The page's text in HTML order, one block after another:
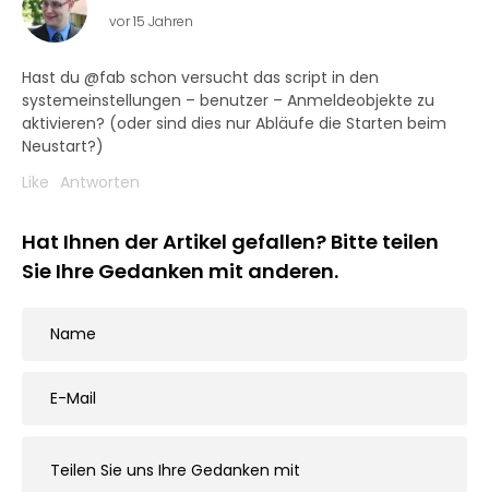
vor 15 Jahren
Hast du @fab schon versucht das script in den
systemeinstellungen – benutzer – Anmeldeobjekte zu
aktivieren? (oder sind dies nur Abläufe die Starten beim
Neustart?)
Like Antworten
Hat Ihnen der Artikel gefallen? Bitte teilen
Sie Ihre Gedanken mit anderen.